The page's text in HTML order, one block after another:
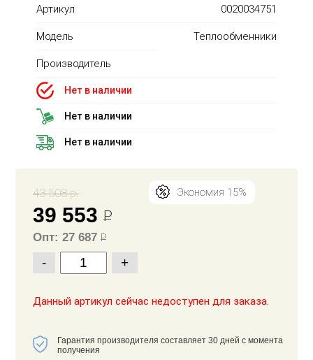
Артикул 0020034751
Модель Теплообменники
Производитель
Нет в наличии
Нет в наличии
Нет в наличии
43 508 р. Экономия 15%
39 553Р
Опт: 27 687Р
- +
Данный артикул сейчас недоступен для заказа.
Гарантия производителя составляет 30 дней с момента
получения